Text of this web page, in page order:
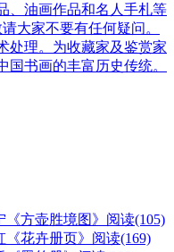
、油画作品和名人手札等
大家不要有任何疑问。
处理。为收藏家及鉴赏家
书画的丰富历史传统。
方壶胜境图》 阅读(105)
花卉册页》 阅读(169)